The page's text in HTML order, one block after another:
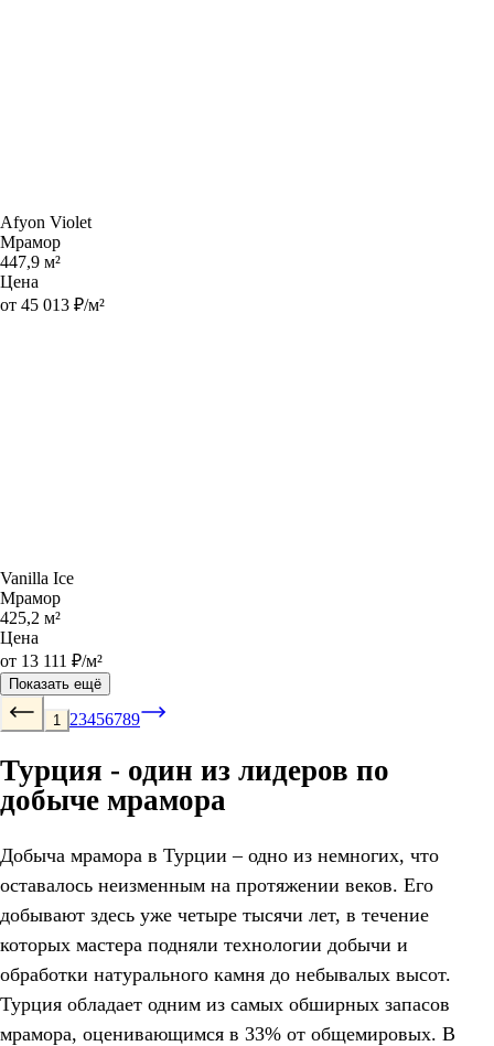
Afyon Violet
Мрамор
447,9 м²
Цена
от 45 013 ₽/м²
Vanilla Ice
Мрамор
425,2 м²
Цена
от 13 111 ₽/м²
Показать ещё
1 23456789
Турция - один из лидеров по
добыче мрамора
Добыча мрамора в Турции – одно из немногих, что
оставалось неизменным на протяжении веков. Его
добывают здесь уже четыре тысячи лет, в течение
которых мастера подняли технологии добычи и
обработки натурального камня до небывалых высот.
Турция обладает одним из самых обширных запасов
мрамора, оценивающимся в 33% от общемировых. В